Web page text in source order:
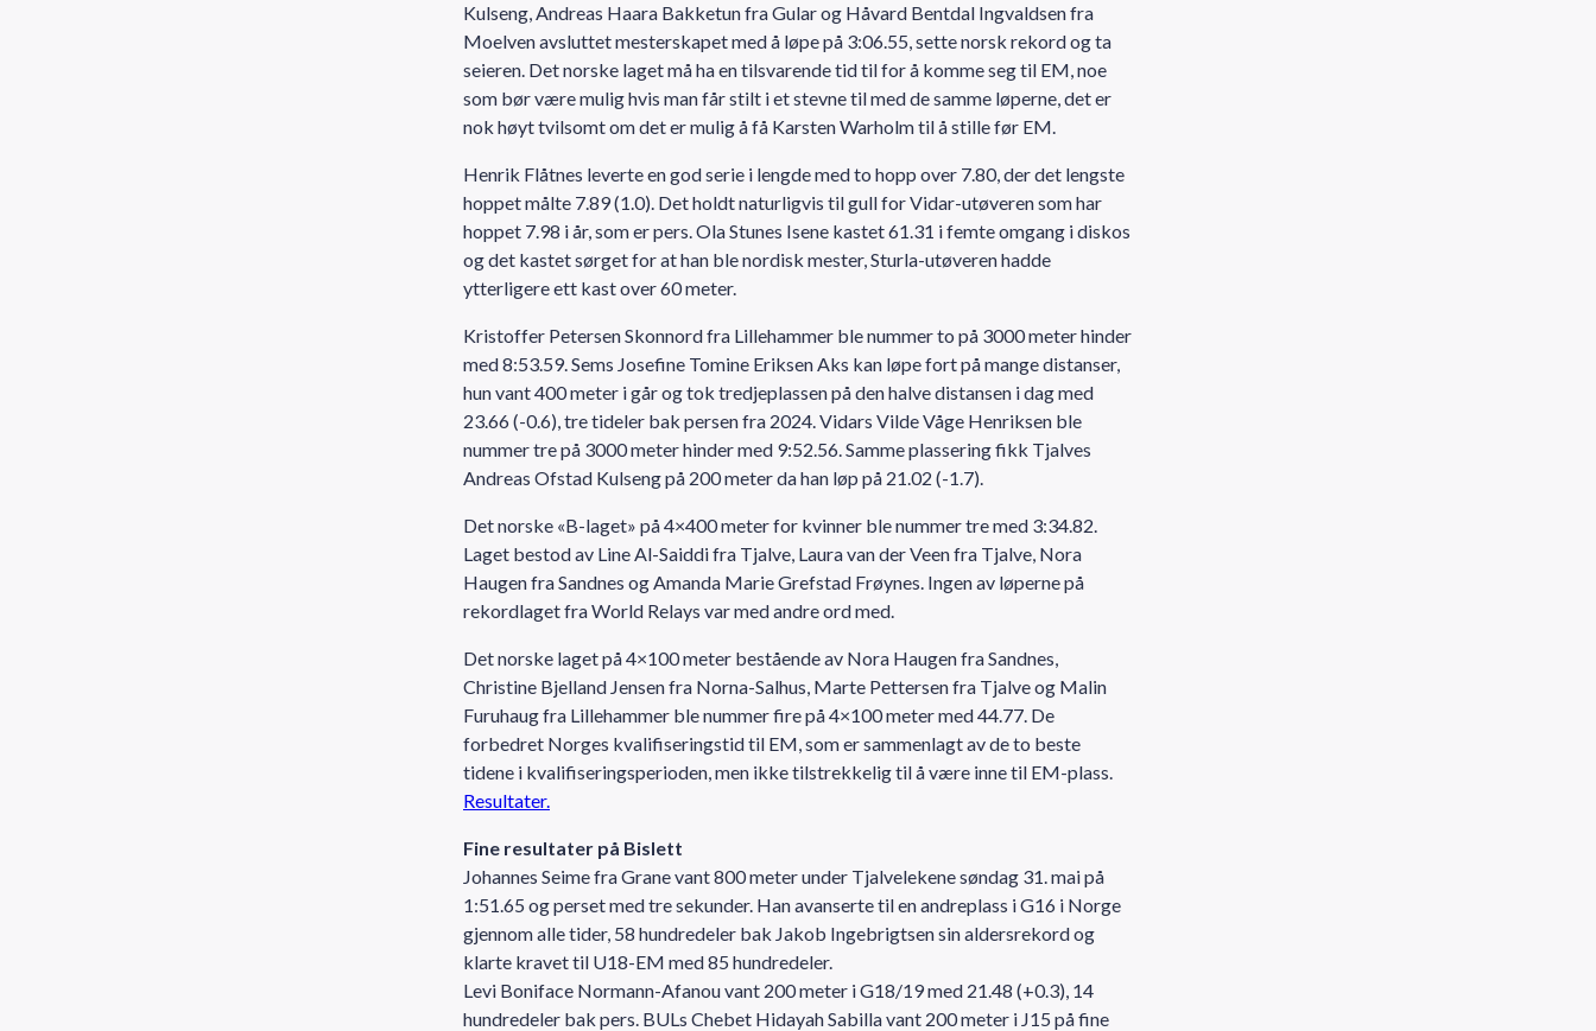
Kulseng, Andreas Haara Bakketun fra Gular og Håvard Bentdal Ingvaldsen fra
Moelven avsluttet mesterskapet med å løpe på 3:06.55, sette norsk rekord og ta
seieren. Det norske laget må ha en tilsvarende tid til for å komme seg til EM, noe
som bør være mulig hvis man får stilt i et stevne til med de samme løperne, det er
nok høyt tvilsomt om det er mulig å få Karsten Warholm til å stille før EM.
Henrik Flåtnes leverte en god serie i lengde med to hopp over 7.80, der det lengste
hoppet målte 7.89 (1.0). Det holdt naturligvis til gull for Vidar-utøveren som har
hoppet 7.98 i år, som er pers. Ola Stunes Isene kastet 61.31 i femte omgang i diskos
og det kastet sørget for at han ble nordisk mester, Sturla-utøveren hadde
ytterligere ett kast over 60 meter.
Kristoffer Petersen Skonnord fra Lillehammer ble nummer to på 3000 meter hinder
med 8:53.59. Sems Josefine Tomine Eriksen Aks kan løpe fort på mange distanser,
hun vant 400 meter i går og tok tredjeplassen på den halve distansen i dag med
23.66 (-0.6), tre tideler bak persen fra 2024. Vidars Vilde Våge Henriksen ble
nummer tre på 3000 meter hinder med 9:52.56. Samme plassering fikk Tjalves
Andreas Ofstad Kulseng på 200 meter da han løp på 21.02 (-1.7).
Det norske «B-laget» på 4×400 meter for kvinner ble nummer tre med 3:34.82.
Laget bestod av Line Al-Saiddi fra Tjalve, Laura van der Veen fra Tjalve, Nora
Haugen fra Sandnes og Amanda Marie Grefstad Frøynes. Ingen av løperne på
rekordlaget fra World Relays var med andre ord med.
Det norske laget på 4×100 meter bestående av Nora Haugen fra Sandnes,
Christine Bjelland Jensen fra Norna-Salhus, Marte Pettersen fra Tjalve og Malin
Furuhaug fra Lillehammer ble nummer fire på 4×100 meter med 44.77. De
forbedret Norges kvalifiseringstid til EM, som er sammenlagt av de to beste
tidene i kvalifiseringsperioden, men ikke tilstrekkelig til å være inne til EM-plass.
Resultater.
Fine resultater på Bislett
Johannes Seime fra Grane vant 800 meter under Tjalvelekene søndag 31. mai på
1:51.65 og perset med tre sekunder. Han avanserte til en andreplass i G16 i Norge
gjennom alle tider, 58 hundredeler bak Jakob Ingebrigtsen sin aldersrekord og
klarte kravet til U18-EM med 85 hundredeler.
Levi Boniface Normann-Afanou vant 200 meter i G18/19 med 21.48 (+0.3), 14
hundredeler bak pers. BULs Chebet Hidayah Sabilla vant 200 meter i J15 på fine